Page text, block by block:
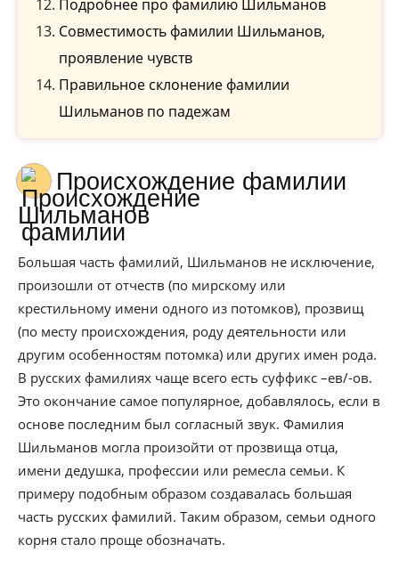
Подробнее про фамилию Шильманов
Совместимость фамилии Шильманов,
проявление чувств
Правильное склонение фамилии
Шильманов по падежам
Происхождение фамилии
Шильманов
Большая часть фамилий, Шильманов не исключение,
произошли от отчеств (по мирскому или
крестильному имени одного из потомков), прозвищ
(по месту происхождения, роду деятельности или
другим особенностям потомка) или других имен рода.
В русских фамилиях чаще всего есть суффикс –ев/-ов.
Это окончание самое популярное, добавлялось, если в
основе последним был согласный звук. Фамилия
Шильманов могла произойти от прозвища отца,
имени дедушка, профессии или ремесла семьи. К
примеру подобным образом создавалась большая
часть русских фамилий. Таким образом, семьи одного
корня стало проще обозначать.